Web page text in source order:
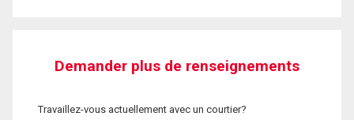
Demander plus de renseignements
Travaillez-vous actuellement avec un courtier?